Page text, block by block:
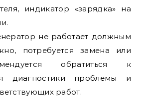
индикатор «зарядка» на
не работает должным
потребуется замена или
обратиться к
диагностики проблемы и
работ.